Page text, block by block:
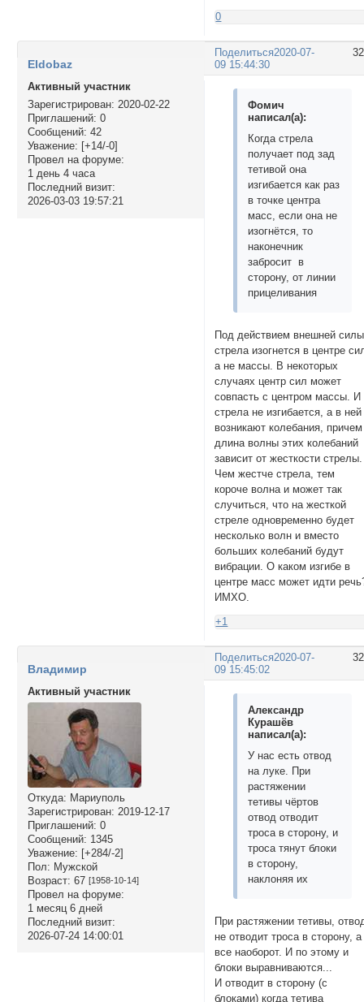
0
Поделиться2020-07-
09 15:44:30
Eldobaz
Активный участник
Зарегистрирован: 2020-02-22
Приглашений: 0
Сообщений: 42
Уважение: [+14/-0]
Провел на форуме:
1 день 4 часа
Последний визит:
2026-03-03 19:57:21
Фомич
написал(а):
Когда стрела
получает под зад
тетивой она
изгибается как раз
в точке центра
масс, если она не
изогнётся, то
наконечник
забросит в
сторону, от линии
прицеливания
Под действием внешней силы
стрела изогнется в центре
а не массы. В некоторых
случаях центр сил может
совпасть с центром массы. И
стрела не изгибается, а в ней
возникают колебания, причем
длина волны этих колебаний
зависит от жесткости стрелы.
Чем жестче стрела, тем
короче волна и может так
случиться, что на жесткой
стреле одновременно будет
несколько волн и вместо
больших колебаний будут
вибрации. О каком изгибе в
центре масс может идти
ИМХО.
+1
Поделиться2020-07-
09 15:45:02
Владимир
Активный участник
Откуда: Мариуполь
Зарегистрирован: 2019-12-17
Приглашений: 0
Сообщений: 1345
Уважение: [+284/-2]
Пол: Мужской
Возраст: 67 [1958-10-14]
Провел на форуме:
1 месяц 6 дней
Последний визит:
2026-07-24 14:00:01
Александр
Курашёв
написал(а):
У нас есть отвод
на луке. При
растяжении
тетивы чёртов
отвод отводит
троса в сторону, и
троса тянут блоки
в сторону,
наклоняя их
При растяжении тетивы,
не отводит троса в сторону, а
все наоборот. И по этому и
блоки выравниваются...
И отводит в сторону (с
блоками) когда тетива